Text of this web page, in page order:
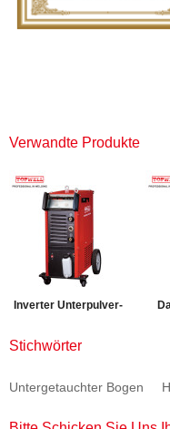
Verwandte Produkte
Inverter Unterpulver-
Stichwörter
Untergetauchter Bogen